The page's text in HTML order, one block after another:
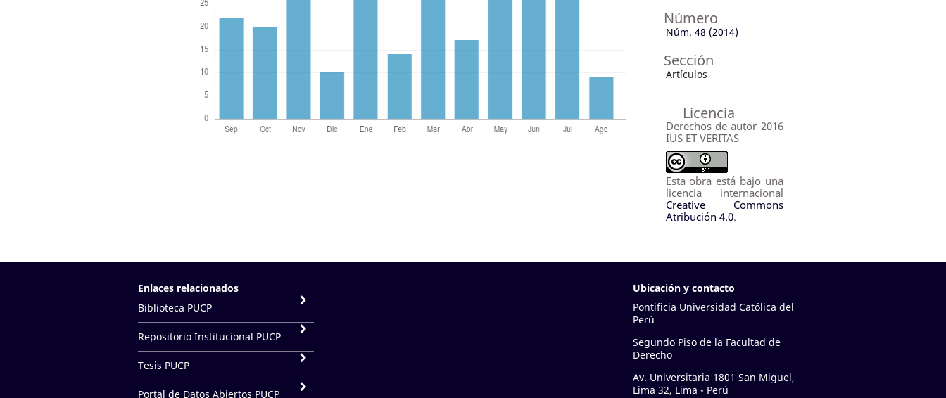
Número
Núm. 48 (2014)
Sección
Artículos
Licencia
Derechos de autor 2016
IUS ET VERITAS
Esta obra está bajo una
licencia internacional
Creative Commons
Atribución 4.0.
Enlaces relacionados
Biblioteca PUCP
Repositorio Institucional PUCP
Tesis PUCP
Portal de Datos Abiertos PUCP
Ubicación y contacto
Pontificia Universidad Católica del
Perú
Segundo Piso de la Facultad de
Derecho
Av. Universitaria 1801 San Miguel,
Lima 32, Lima - Perú